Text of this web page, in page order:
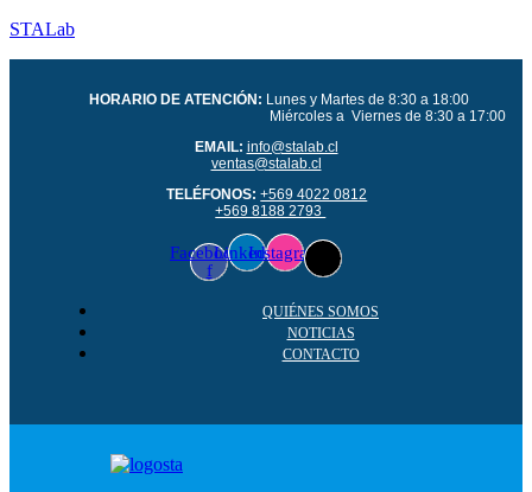
STALab
HORARIO DE ATENCIÓN: Lunes y Martes de 8:30 a 18:00
Miércoles a Viernes de 8:30 a 17:00
EMAIL: info@stalab.cl
ventas@stalab.cl
TELÉFONOS:+569 4022 0812
+569 8188 2793
Facebook-
f
LinkedinInstagram
QUIÉNES SOMOS
NOTICIAS
CONTACTO